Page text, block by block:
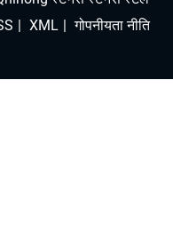
| XML | गोपनीयता नीति